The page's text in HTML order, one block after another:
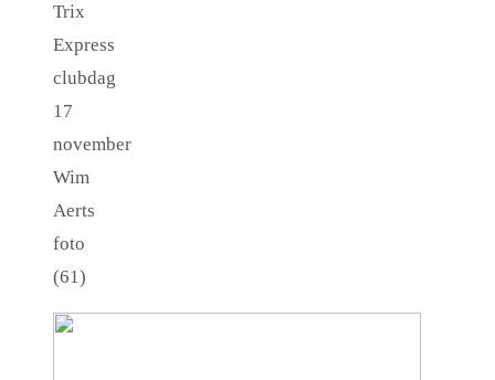
Trix
Express
clubdag
17
november
Wim
Aerts
foto
(61)